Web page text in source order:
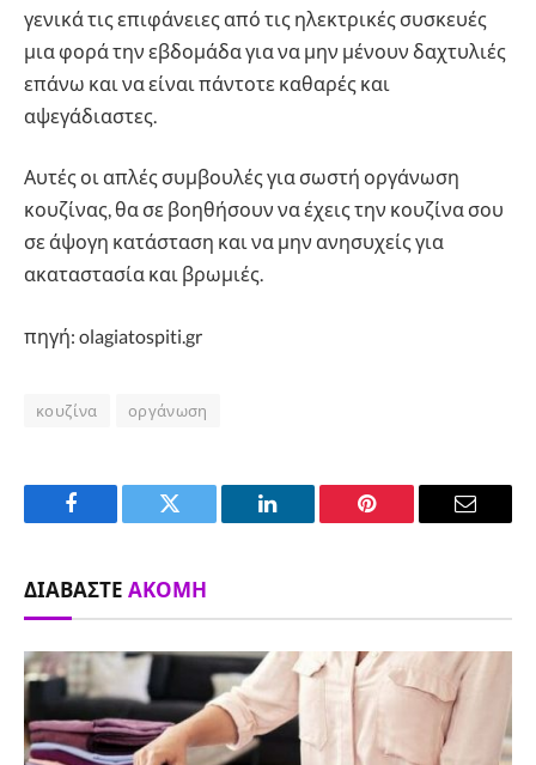
γενικά τις επιφάνειες από τις ηλεκτρικές συσκευές
μια φορά την εβδομάδα για να μην μένουν δαχτυλιές
επάνω και να είναι πάντοτε καθαρές και
αψεγάδιαστες.
Αυτές οι απλές συμβουλές για σωστή οργάνωση
κουζίνας, θα σε βοηθήσουν να έχεις την κουζίνα σου
σε άψογη κατάσταση και να μην ανησυχείς για
ακαταστασία και βρωμιές.
πηγή: olagiatospiti.gr
κουζίνα οργάνωση
Facebook Twitter LinkedIn Pinterest Email
ΔΙΑΒΆΣΤΕ ΑΚΌΜΗ